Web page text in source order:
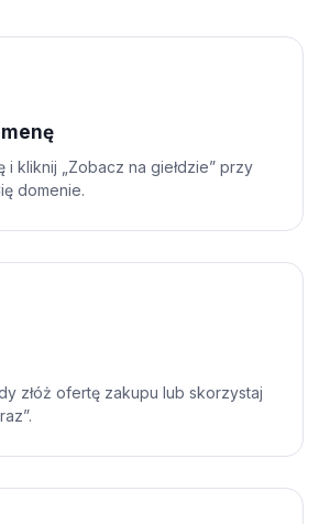
i kliknij „Zobacz na giełdzie” przy
domenie.
złóż ofertę zakupu lub skorzystaj